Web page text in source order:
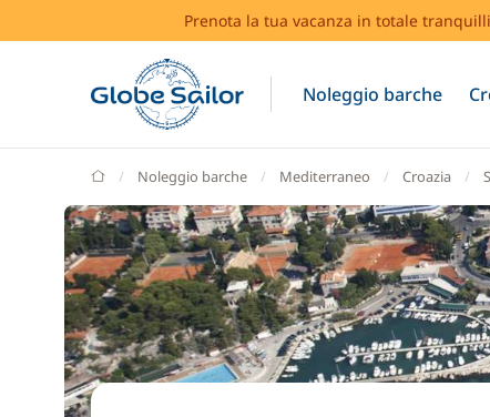
Prenota la tua vacanza in totale
Noleggio barche
GlobeSailor
Noleggio barche Mediterraneo Croazia